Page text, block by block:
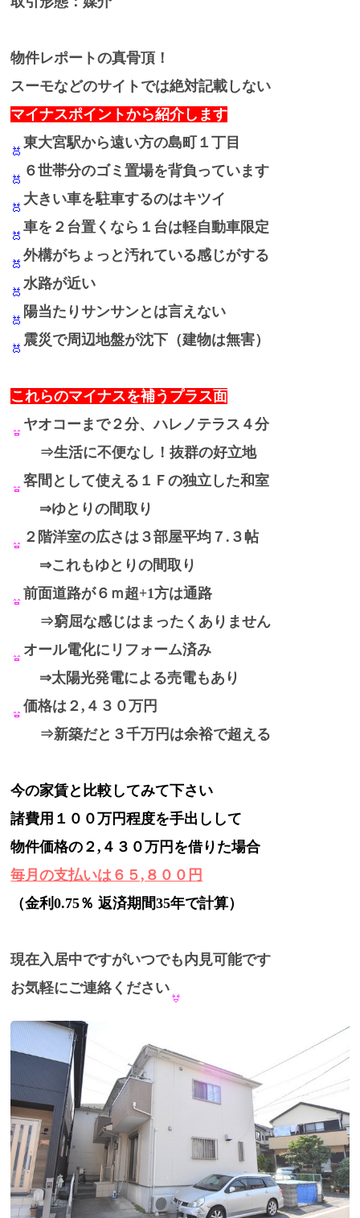
物件レポートの真骨頂！
スーモなどのサイトでは絶対記載しない
マイナスポイントから紹介します
東大宮駅から遠い方の島町１丁目
６世帯分のゴミ置場を背負っています
大きい車を駐車するのはキツイ
車を２台置くなら１台は軽自動車限定
外構がちょっと汚れている感じがする
水路が近い
陽当たりサンサンとは言えない
震災で周辺地盤が沈下（建物は無害）
これらのマイナスを補うプラス面
ヤオコーまで２分、ハレノテラス４分
⇒生活に不便なし！抜群の好立地
客間として使える１Ｆの独立した和室
⇒ゆとりの間取り
２階洋室の広さは３部屋平均７.３帖
⇒これもゆとりの間取り
前面道路が６ｍ超+1方は通路
⇒窮屈な感じはまったくありません
オール電化にリフォーム済み
⇒太陽光発電による売電もあり
価格は２,４３０万円
⇒新築だと３千万円は余裕で超える
今の家賃と比較してみて下さい
諸費用１００万円程度を手出しして
物件価格の２,４３０万円を借りた場合
毎月の支払いは６５,８００円
（金利0.75％ 返済期間35年で計算）
現在入居中ですがいつでも内見可能です
お気軽にご連絡ください